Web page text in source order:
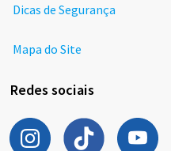
Dicas de Segurança
Mapa do Site
Redes sociais